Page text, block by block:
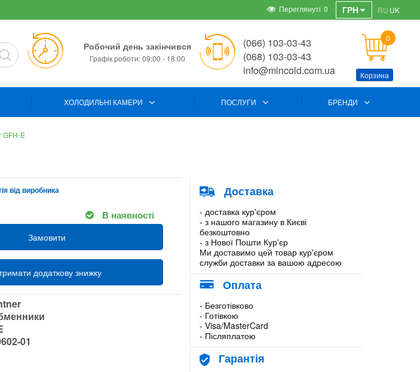
ГРН RU UK
Переглянуті 0
Робочий день закінчився
Графік роботи: 09:00 - 18:00
(066) 103-03-43
(068) 103-03-43
info@mincold.com.ua
0
Корзина
ХОЛОДИЛЬНІ КАМЕРИ ПОСЛУГИ БРЕНДИ
GFH-E
від виробника
В наявності
Замовити
додаткову знижку
01
Доставка
- доставка кур'єром
- з нашого магазину в Києві
безкоштовно
- з Нової Пошти Кур'єр
Ми доставимо цей товар кур'єром
служби доставки за вашою адресою
Оплата
- Безготівково
- Готівкою
- Visa/MasterCard
- Післяплатою
Гарантія